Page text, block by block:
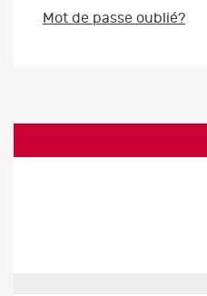
Mot de passe oublié?